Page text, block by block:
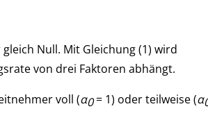
Null. Mit Gleichung (1) wird
von drei Faktoren abhängt.
voll (α0= 1) oder teilweise (α